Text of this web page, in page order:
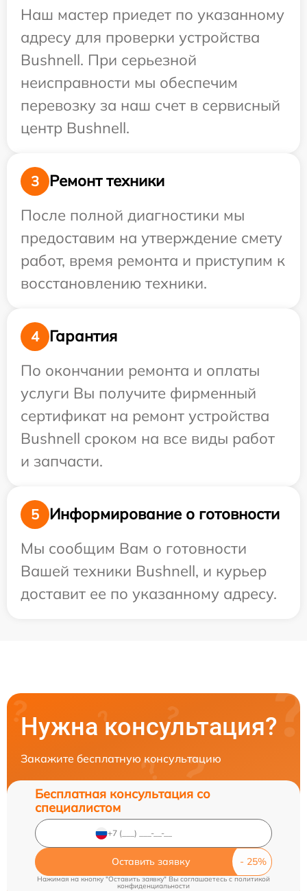
Наш мастер приедет по указанному
адресу для проверки устройства
Bushnell. При серьезной
неисправности мы обеспечим
перевозку за наш счет в сервисный
центр Bushnell.
3
Ремонт техники
После полной диагностики мы
предоставим на утверждение смету
работ, время ремонта и приступим к
восстановлению техники.
4
Гарантия
По окончании ремонта и оплаты
услуги Вы получите фирменный
сертификат на ремонт устройства
Bushnell сроком на все виды работ
и запчасти.
5
Информирование о готовности
Мы сообщим Вам о готовности
Вашей техники Bushnell, и курьер
доставит ее по указанному адресу.
Нужна консультация?
Закажите бесплатную консультацию
Бесплатная консультация со
специалистом
Оставить заявку
Нажимая на кнопку "Оставить заявку" Вы соглашаетесь cполитикой
конфиденциальности